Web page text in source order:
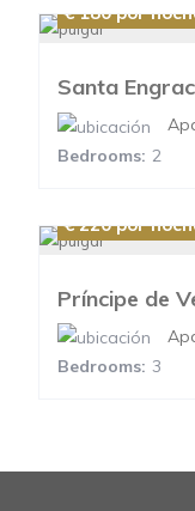
€ 180por
Santa
Bedrooms: 2
€ 220por
Príncipe de
Bedrooms: 3